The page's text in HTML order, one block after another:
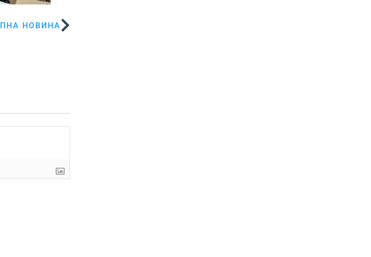
НОВИНА